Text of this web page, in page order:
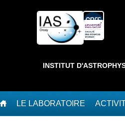
Interne ]
INSTITUT
LE LABORATOIRE